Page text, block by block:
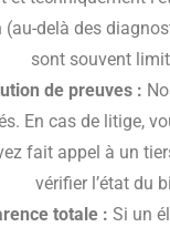
(au-delà des
sont souvent
de preuves :
En cas de litige,
fait appel à un
vérifier l’état du
totale : Si un